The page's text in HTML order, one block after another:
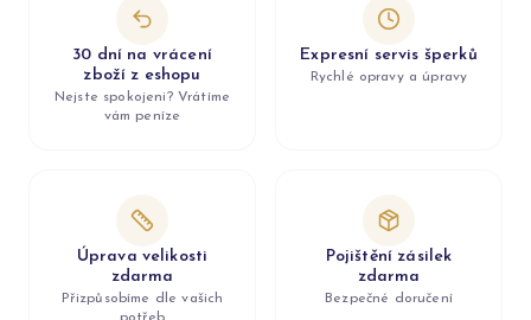
30 dní na vrácení
zboží z eshopu
Nejste spokojeni? Vrátíme
vám peníze
Expresní servis šperků
Rychlé opravy a úpravy
Úprava velikosti
zdarma
Přizpůsobíme dle vašich
Pojištění zásilek
zdarma
Bezpečné doručení